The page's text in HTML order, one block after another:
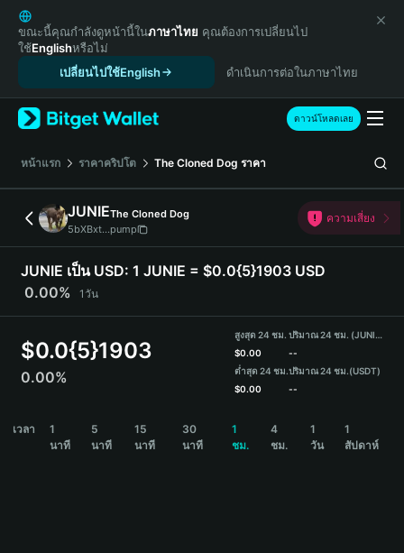
English
日本語
Tiếng Việt
Español (Latinoamérica)
Türkçe
Français
Deutsch
简体中文
繁體中文
Português (Portugal)
Bahasa Indonesia
ภาษาไทย
हिन्दी
Español
Português (Brasil)
ขณะนี้คุณกำลังดูหน้านี้ในภาษาไทย คุณต้องการเปลี่ยนไป
ใช้Englishหรือไม่
เปลี่ยนไปใช้English
ดำเนินการต่อในภาษาไทย
ดาวน์โหลดเลย
หน้าแรก ราคาคริปโต The Cloned Dog ราคา
JUNIEThe Cloned Dog
5bXBxt...pump
ความเสี่ยง
JUNIE เป็น USD: 1 JUNIE = $0.0{5}1903 USD
0.00%
1วัน
$0.0{5}1903
0.00%
สูงสุด 24 ชม.
$0.00
ต่ำสุด 24 ชม.
$0.00
ปริมาณ 24 ชม. (JUNIE)
--
ปริมาณ 24 ชม.(USDT)
--
เวลา
1
นาที
5
นาที
15
นาที
30
นาที
1
ชม.
4
ชม.
1
วัน
1
สัปดาห์